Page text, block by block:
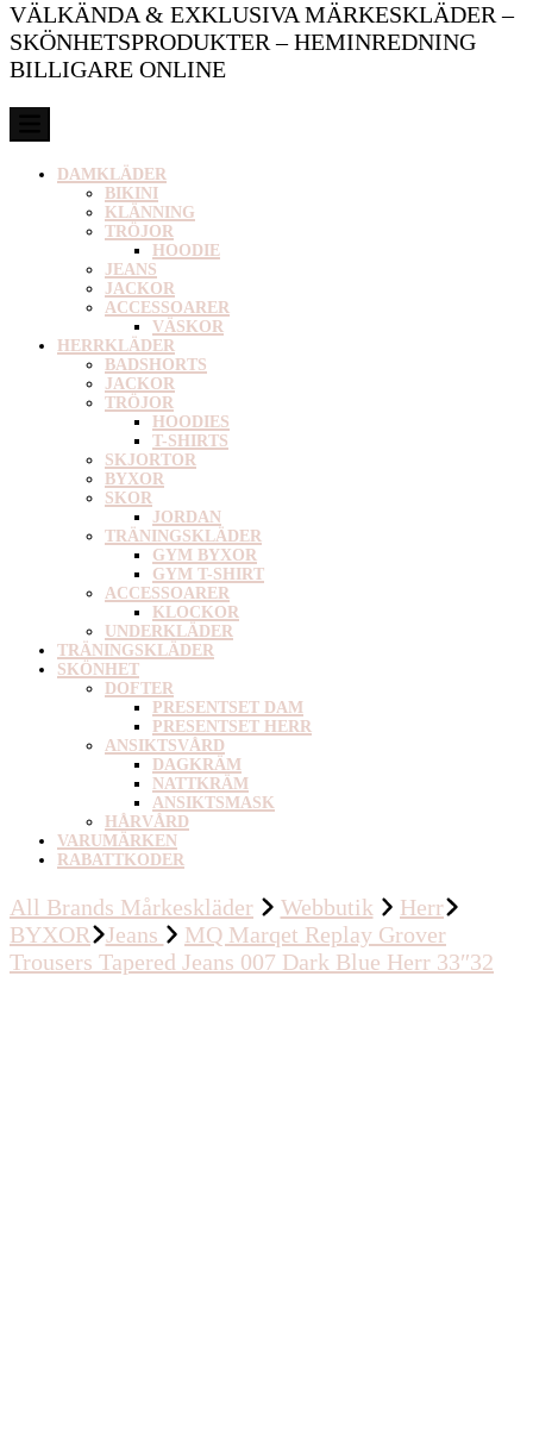
VÄLKÄNDA & EXKLUSIVA MÄRKESKLÄDER –
SKÖNHETSPRODUKTER – HEMINREDNING
BILLIGARE ONLINE
DAMKLÄDER
BIKINI
KLÄNNING
TRÖJOR
HOODIE
JEANS
JACKOR
ACCESSOARER
VÄSKOR
HERRKLÄDER
BADSHORTS
JACKOR
TRÖJOR
HOODIES
T-SHIRTS
SKJORTOR
BYXOR
SKOR
JORDAN
TRÄNINGSKLÄDER
GYM BYXOR
GYM T-SHIRT
ACCESSOARER
KLOCKOR
UNDERKLÄDER
TRÄNINGSKLÄDER
SKÖNHET
DOFTER
PRESENTSET DAM
PRESENTSET HERR
ANSIKTSVÅRD
DAGKRÄM
NATTKRÄM
ANSIKTSMASK
HÅRVÅRD
VARUMÄRKEN
RABATTKODER
All Brands Mårkeskläder Webbutik
Herr
BYXOR
Jeans
MQ Marqet Replay Grover
Trousers Tapered Jeans 007 Dark Blue Herr 33″32